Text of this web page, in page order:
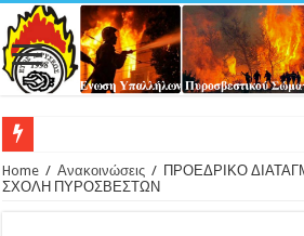
Home / Ανακοινώσεις / ΠΡΟΕΔΡΙΚΟ
ΣΧΟΛΗ ΠΥΡΟΣΒΕΣΤΩΝ